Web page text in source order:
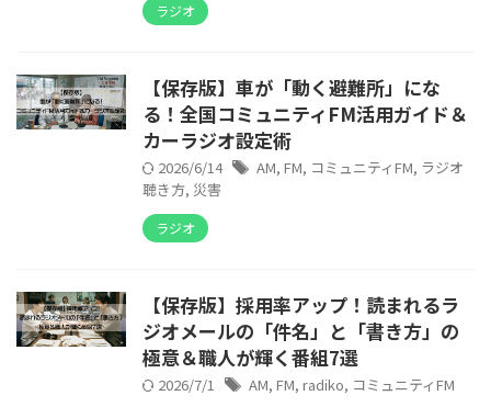
ラジオ
【保存版】車が「動く避難所」にな
る！全国コミュニティFM活用ガイド＆
カーラジオ設定術
2026/6/14 AM, FM, コミュニティFM, ラジオ
聴き方, 災害
ラジオ
【保存版】採用率アップ！読まれるラ
ジオメールの「件名」と「書き方」の
極意＆職人が輝く番組7選
2026/7/1 AM, FM, radiko, コミュニティFM